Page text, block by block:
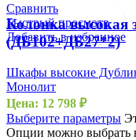
Сравнить
Быстрый просмотр
Добавить в избранное
Колонка высокая
(ДБ102+ДБ27*2)
Шкафы высокие
Монолит
Цена: 12 798 ₽
Выберите параметры
Опции можно выбрать